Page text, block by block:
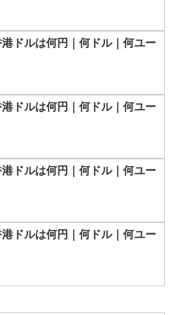
ドルは何円｜何ドル｜何ユー
ドルは何円｜何ドル｜何ユー
ドルは何円｜何ドル｜何ユー
港ドルは何円｜何ドル｜何ユー